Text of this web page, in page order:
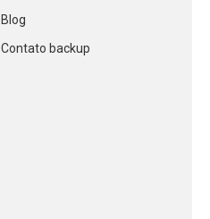
Blog
Contato backup